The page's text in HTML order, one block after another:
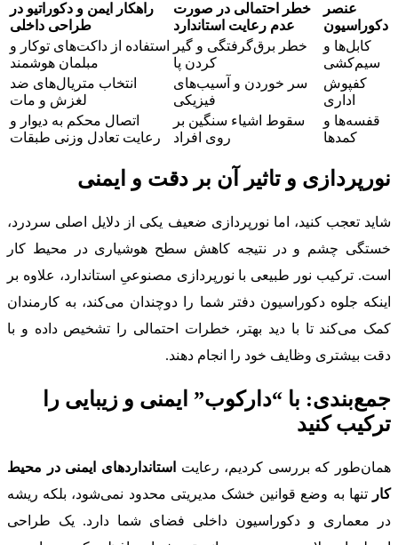
عنصر
دکوراسیون
خطر احتمالی در صورت
عدم رعایت استاندارد
راهکار ایمن و دکوراتیو در
طراحی داخلی
کابل‌ها و
سیم‌کشی
خطر برق‌گرفتگی و گیر
کردن پا
استفاده از داکت‌های توکار و
مبلمان هوشمند
کفپوش
اداری
سر خوردن و آسیب‌های
فیزیکی
انتخاب متریال‌های ضد
لغزش و مات
قفسه‌ها و
کمدها
سقوط اشیاء سنگین بر
روی افراد
اتصال محکم به دیوار و
رعایت تعادل وزنی طبقات
نورپردازی و تاثیر آن بر دقت و ایمنی
شاید تعجب کنید، اما نورپردازی ضعیف یکی از دلایل اصلی سردرد،
خستگی چشم و در نتیجه کاهش سطح هوشیاری در محیط کار
است. ترکیب نور طبیعی با نورپردازی مصنوعیِ استاندارد، علاوه بر
اینکه جلوه دکوراسیون دفتر شما را دوچندان می‌کند، به کارمندان
کمک می‌کند تا با دید بهتر، خطرات احتمالی را تشخیص داده و با
دقت بیشتری وظایف خود را انجام دهند.
جمع‌بندی: با “دارکوب” ایمنی و زیبایی را
ترکیب کنید
همان‌طور که بررسی کردیم، رعایت
استانداردهای ایمنی در محیط
کار تنها به وضع قوانین خشک مدیریتی محدود نمی‌شود، بلکه ریشه
در معماری و دکوراسیون داخلی فضای شما دارد. یک طراحی